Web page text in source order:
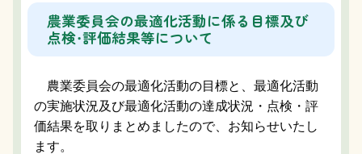
農業委員会の最適化活動に係る目標及び
点検・評価結果等について
農業委員会の最適化活動の目標と、最適化活動
の実施状況及び最適化活動の達成状況・点検・評
価結果を取りまとめましたので、お知らせいたし
ます。